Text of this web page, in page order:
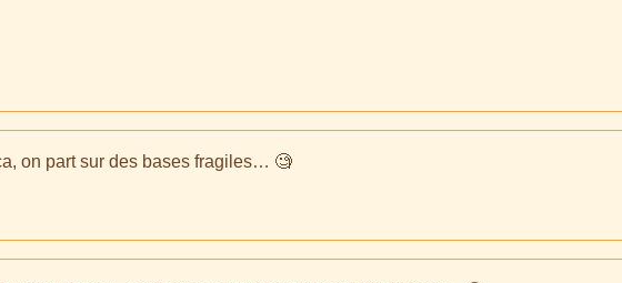
on part sur des bases fragiles… 🧐